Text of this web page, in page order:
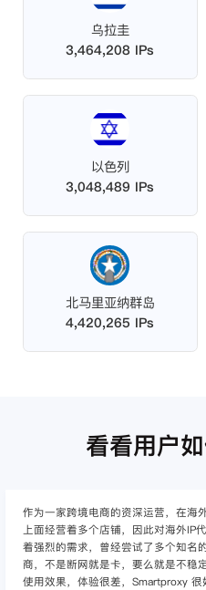
乌拉圭
3,464,208 IPs
以色列
3,048,489 IPs
北马里亚纳群岛
4,420,265 IPs
看看用户
作为一家跨境电商的资深运营，在海
上面经营着多个店铺，因此对海外IP
着强烈的需求，曾经尝试了多个知名
商，不是断网就是卡，要么就是不稳
使用效果，体验很差，Smartproxy 很